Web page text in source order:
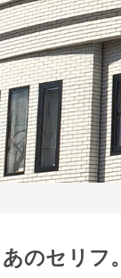
のセリフ。